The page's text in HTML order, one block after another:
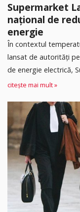
Supermarket
național de
energie
În contextul
lansat de autorități
de energie electrică,
citește mai mult »